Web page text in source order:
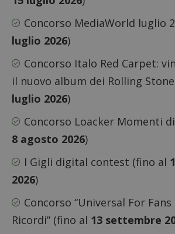
Concorso MediaWorld luglio
luglio 2026)
Concorso Italo Red Carpet:
il nuovo album dei Rolling
luglio 2026)
Concorso Loacker Momenti
8 agosto 2026)
I Gigli digital contest (fino al
2026)
Concorso “Universal For Fans
Ricordi” (fino al 13 settembre